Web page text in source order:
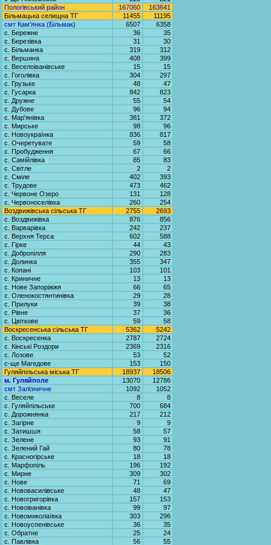
Пологівський район
167060
163641
Більмацька селищна ТГ
11455
11195
смт Кам'янка (Більмак)
6507
6358
с. Бережне
36
35
с. Березівка
31
30
с. Більманка
319
312
с. Вершина
408
399
с. Веселоіванівське
15
15
с. Гоголівка
304
297
с. Грузьке
48
47
с. Гусарка
842
823
с. Дружне
55
54
с. Дубове
96
94
с. Мар'янівка
381
372
с. Мирське
98
96
с. Новоукраїнка
836
817
с. Очеретувате
59
58
с. Пробудження
67
66
с. Самійлівка
85
83
с. Світле
2
2
с. Сміле
402
393
с. Трудове
473
462
с. Червоне Озеро
131
128
с. Червоноселівка
260
254
Воздвижівська сільська ТГ
2755
2693
с. Воздвижівка
876
856
с. Варварівка
242
237
с. Верхня Терса
602
588
с. Гірке
44
43
с. Добропілля
290
283
с. Долинка
355
347
с. Копані
103
101
с. Криничне
13
13
с. Нове Запоріжжя
66
65
с. Оленокостянтинівка
29
28
с. Прилуки
39
38
с. Рівне
37
36
с. Цвіткове
59
58
Воскресенська сільська ТГ
5362
5242
с. Воскресенка
2787
2724
с. Кінські Роздори
2369
2316
с. Лозове
53
52
с-ще Магедове
153
150
Гуляйпільська міська ТГ
18937
18506
м. Гуляйполе
13070
12786
смт Залізничне
1092
1052
с. Веселе
8
8
с. Гуляйпільське
700
684
с. Дорожнянка
217
212
с. Загірне
9
9
с. Затишшя
58
57
с. Зелене
93
91
с. Зелений Гай
80
78
с. Красногірське
18
18
с. Марфопіль
196
192
с. Мирне
309
302
с. Нове
71
69
с. Нововасилівське
48
47
с. Новогригорівка
157
153
с. Новоіванівка
99
97
с. Новомиколаївка
303
296
с. Новоуспенівське
36
35
с. Обратне
25
24
с. Павлівка
56
55